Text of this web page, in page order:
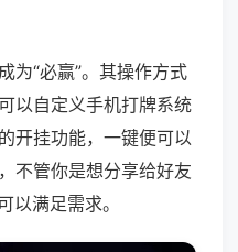
为“必赢”。其操作方式
以自定义手机打牌系统
开挂功能，一键便可以
不管你是想分享给好友
以满足需求。